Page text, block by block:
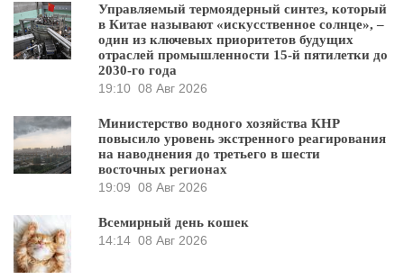
Управляемый термоядерный синтез, который
в Китае называют «искусственное солнце», –
один из ключевых приоритетов будущих
отраслей промышленности 15-й пятилетки до
2030-го года
19:10 08 Авг 2026
Министерство водного хозяйства КНР
повысило уровень экстренного реагирования
на наводнения до третьего в шести
восточных регионах
19:09 08 Авг 2026
Всемирный день кошек
14:14 08 Авг 2026